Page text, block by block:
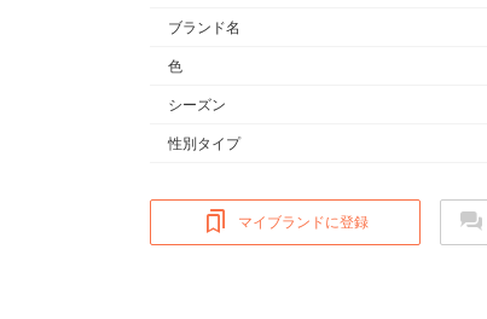
ブランド名
色
シーズン
性別タイプ
マイブランドに登録